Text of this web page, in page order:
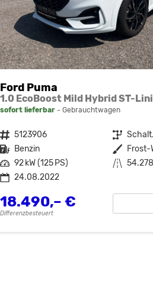
Ford Puma
1.0 EcoBoost Mild Hybrid ST-
sofort lieferbar Gebrauchtwagen
Fahrzeugnr. 5123906 Getriebe
Kraftstoff Benzin Außenfarbe Frost-
Leistung 92 kW (125 PS) Kilometerstand
24.08.2022
18.490,– €
Differenzbesteuert